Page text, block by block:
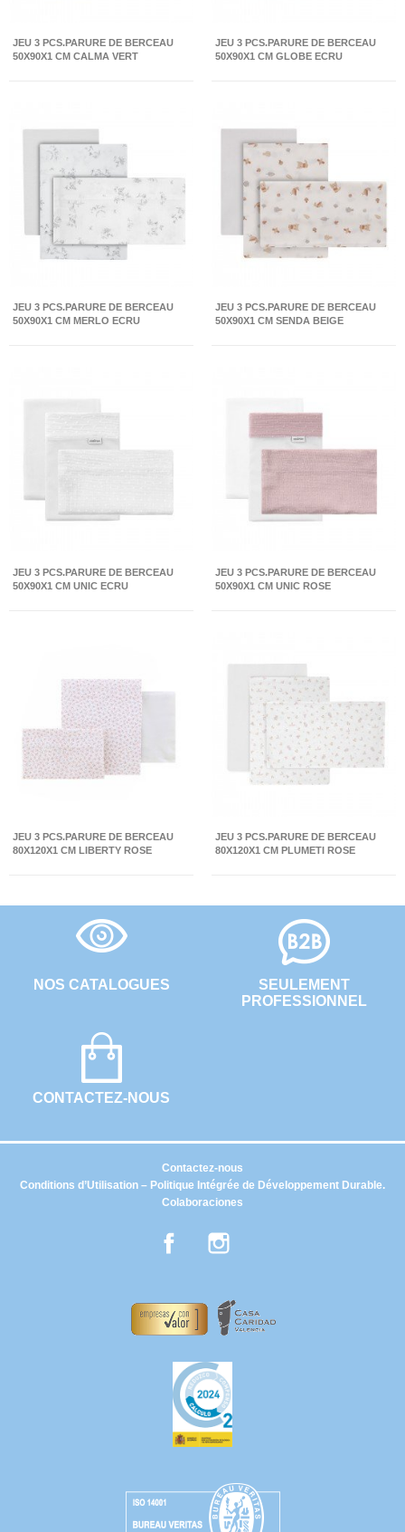
JEU 3 PCS.PARURE DE BERCEAU
50X90X1 CM CALMA VERT
JEU 3 PCS.PARURE DE BERCEAU
50X90X1 CM GLOBE ECRU
JEU 3 PCS.PARURE DE BERCEAU
50X90X1 CM MERLO ECRU
JEU 3 PCS.PARURE DE BERCEAU
50X90X1 CM SENDA BEIGE
JEU 3 PCS.PARURE DE BERCEAU
50X90X1 CM UNIC ECRU
JEU 3 PCS.PARURE DE BERCEAU
50X90X1 CM UNIC ROSE
JEU 3 PCS.PARURE DE BERCEAU
80X120X1 CM LIBERTY ROSE
JEU 3 PCS.PARURE DE BERCEAU
80X120X1 CM PLUMETI ROSE
NOS CATALOGUES
CONTACTEZ-NOUS
SEULEMENT
PROFESSIONNEL
Conditions d’Utilisation – Politique Intégrée de Développement Durable.
Colaboraciones
Contactez-nous
Facebook